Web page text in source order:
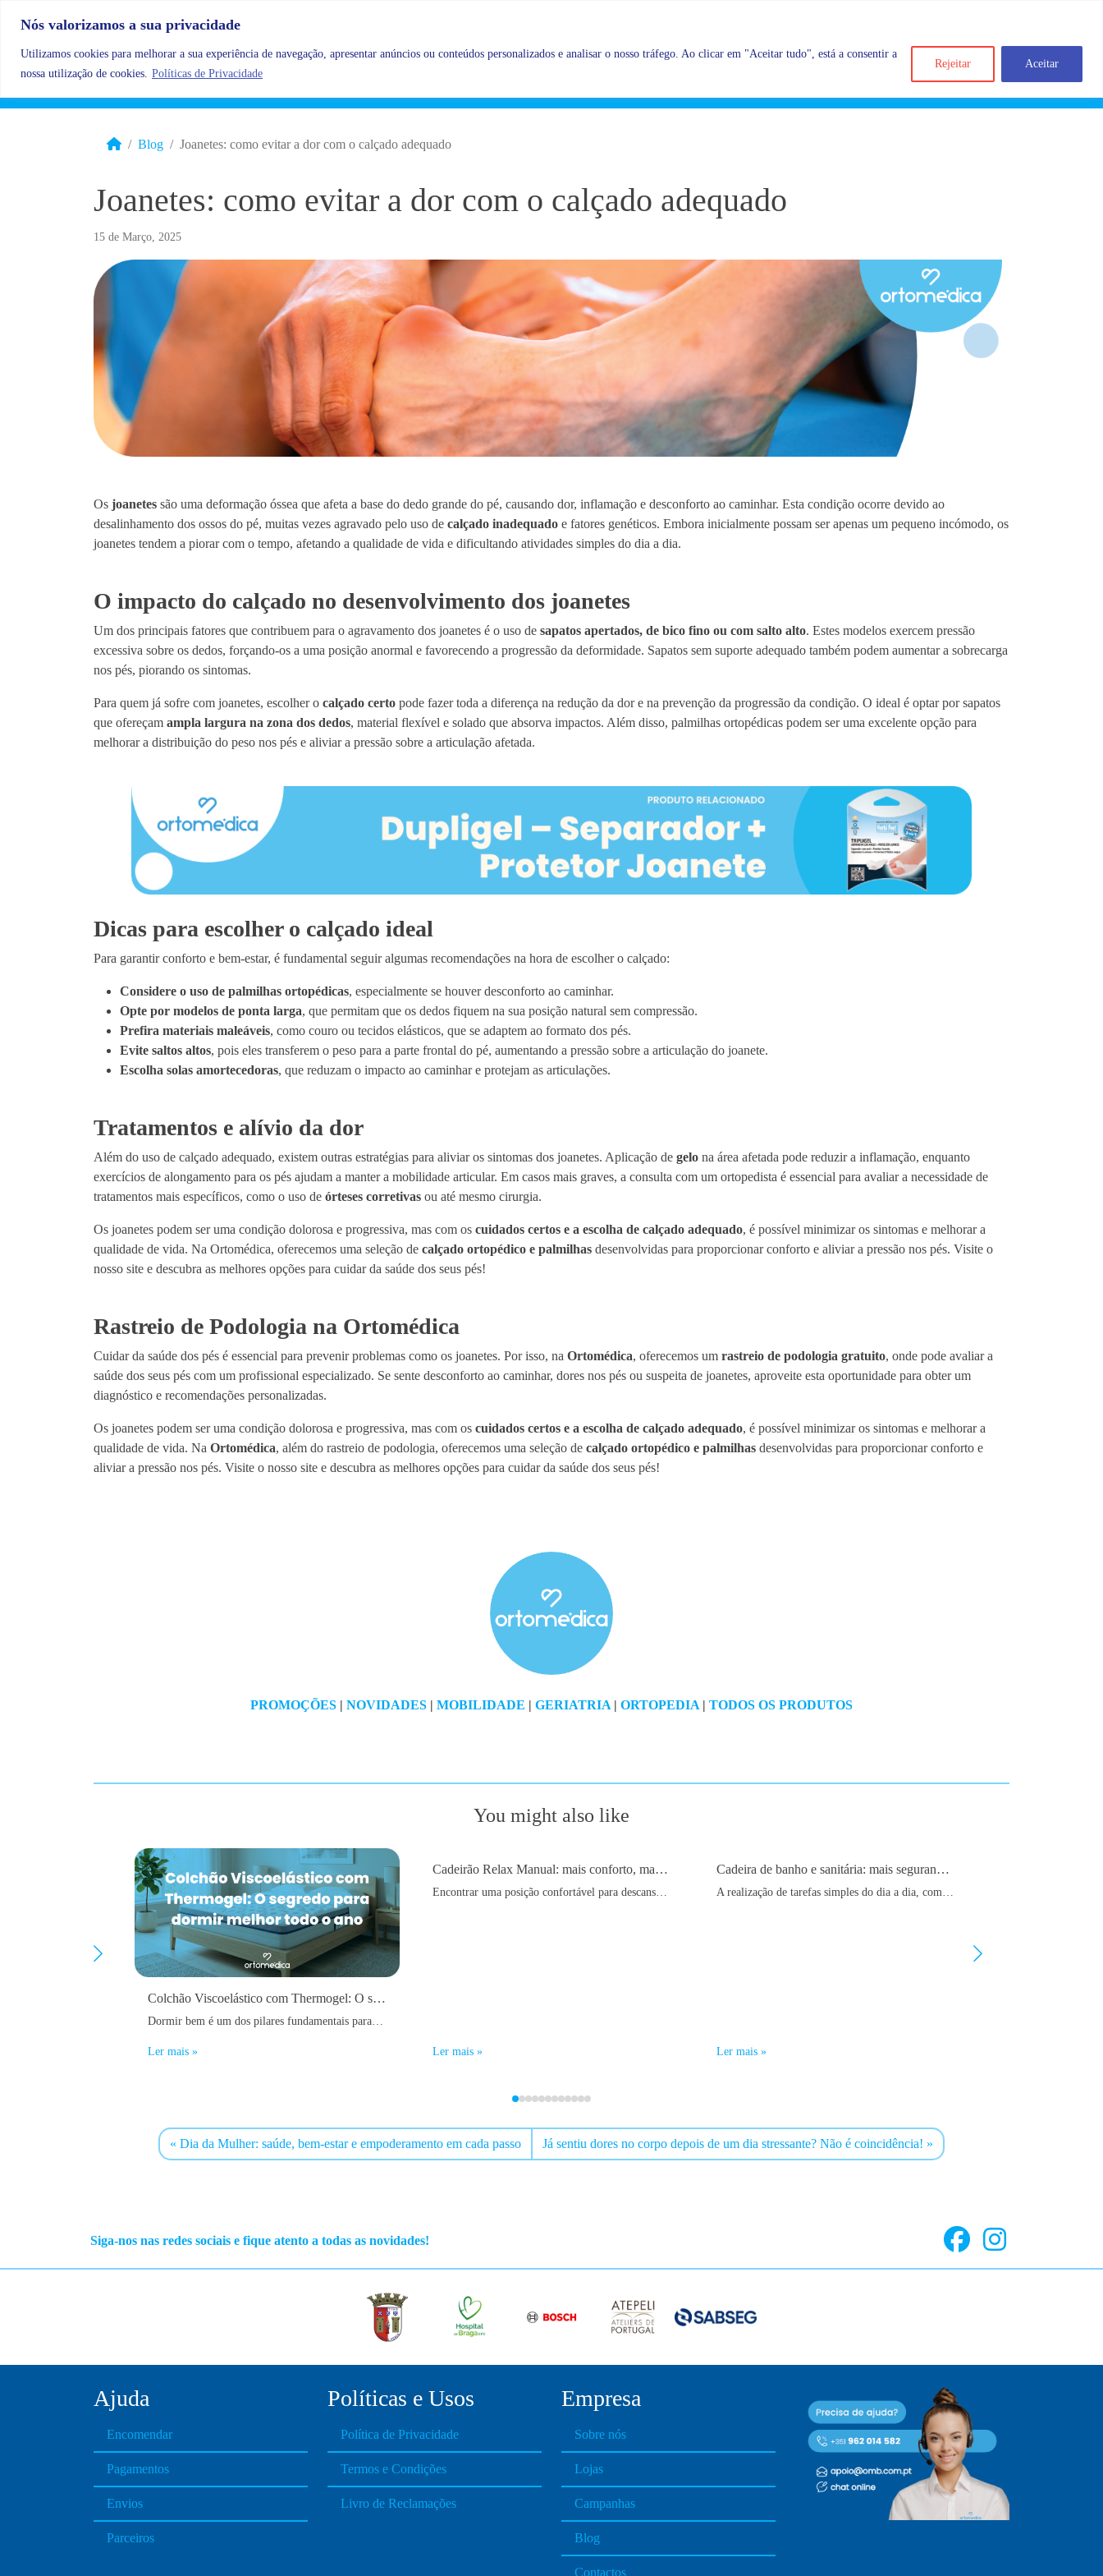
Nós valorizamos a sua privacidade
Utilizamos cookies para melhorar a sua experiência de navegação, apresentar anúncios ou conteúdos personalizados e analisar o nosso tráfego. Ao clicar em "Aceitar tudo", está a consentir a
nossa utilização de cookies. Políticas de Privacidade
Rejeitar Aceitar
Search Account
Blog Joanetes: como evitar a dor com o calçado adequado
Joanetes: como evitar a dor com o calçado adequado
15 de Março, 2025
Os joanetes são uma deformação óssea que afeta a base do dedo grande do pé, causando dor, inflamação e desconforto ao caminhar. Esta condição ocorre devido ao
desalinhamento dos ossos do pé, muitas vezes agravado pelo uso de calçado inadequado e fatores genéticos. Embora inicialmente possam ser apenas um pequeno incómodo, os
joanetes tendem a piorar com o tempo, afetando a qualidade de vida e dificultando atividades simples do dia a dia.
O impacto do calçado no desenvolvimento dos joanetes
Um dos principais fatores que contribuem para o agravamento dos joanetes é o uso de sapatos apertados, de bico fino ou com salto alto. Estes modelos exercem pressão
excessiva sobre os dedos, forçando-os a uma posição anormal e favorecendo a progressão da deformidade. Sapatos sem suporte adequado também podem aumentar a sobrecarga
nos pés, piorando os sintomas.
Para quem já sofre com joanetes, escolher o calçado certo pode fazer toda a diferença na redução da dor e na prevenção da progressão da condição. O ideal é optar por sapatos
que ofereçam ampla largura na zona dos dedos, material flexível e solado que absorva impactos. Além disso, palmilhas ortopédicas podem ser uma excelente opção para
melhorar a distribuição do peso nos pés e aliviar a pressão sobre a articulação afetada.
Dicas para escolher o calçado ideal
Para garantir conforto e bem-estar, é fundamental seguir algumas recomendações na hora de escolher o calçado:
Considere o uso de palmilhas ortopédicas, especialmente se houver desconforto ao caminhar.
Opte por modelos de ponta larga, que permitam que os dedos fiquem na sua posição natural sem compressão.
Prefira materiais maleáveis, como couro ou tecidos elásticos, que se adaptem ao formato dos pés.
Evite saltos altos, pois eles transferem o peso para a parte frontal do pé, aumentando a pressão sobre a articulação do joanete.
Escolha solas amortecedoras, que reduzam o impacto ao caminhar e protejam as articulações.
Tratamentos e alívio da dor
Além do uso de calçado adequado, existem outras estratégias para aliviar os sintomas dos joanetes. Aplicação de gelo na área afetada pode reduzir a inflamação, enquanto
exercícios de alongamento para os pés ajudam a manter a mobilidade articular. Em casos mais graves, a consulta com um ortopedista é essencial para avaliar a necessidade de
tratamentos mais específicos, como o uso de órteses corretivas ou até mesmo cirurgia.
Os joanetes podem ser uma condição dolorosa e progressiva, mas com os cuidados certos e a escolha de calçado adequado, é possível minimizar os sintomas e melhorar a
qualidade de vida. Na Ortomédica, oferecemos uma seleção de calçado ortopédico e palmilhas desenvolvidas para proporcionar conforto e aliviar a pressão nos pés. Visite o
nosso site e descubra as melhores opções para cuidar da saúde dos seus pés!
Rastreio de Podologia na Ortomédica
Cuidar da saúde dos pés é essencial para prevenir problemas como os joanetes. Por isso, na Ortomédica, oferecemos um rastreio de podologia gratuito, onde pode avaliar a
saúde dos seus pés com um profissional especializado. Se sente desconforto ao caminhar, dores nos pés ou suspeita de joanetes, aproveite esta oportunidade para obter um
diagnóstico e recomendações personalizadas.
Os joanetes podem ser uma condição dolorosa e progressiva, mas com os cuidados certos e a escolha de calçado adequado, é possível minimizar os sintomas e melhorar a
qualidade de vida. Na Ortomédica, além do rastreio de podologia, oferecemos uma seleção de calçado ortopédico e palmilhas desenvolvidas para proporcionar conforto e
aliviar a pressão nos pés. Visite o nosso site e descubra as melhores opções para cuidar da saúde dos seus pés!
PROMOÇÕES | NOVIDADES | MOBILIDADE | GERIATRIA | ORTOPEDIA | TODOS OS PRODUTOS
You might also like
Colchão Viscoelástico com Thermogel: O segredo para dormir melhor todo o ano
Ler mais »
Cadeirão Relax Manual: mais conforto, mais descanso e melhor qualidade de vida
Encontrar uma posição confortável para descansar nem sempre é fácil. Com o passar dos anos, após uma cirurgia ou simplesmente devido a problemas de mobilidade, dores nas costas ou dores nas pernas, um sofá convencional pode deixar de oferecer o apoio necessário. É precisamente nestas situações que um cadeirão relax manual faz toda a diferença.
Ler mais »
Cadeira de banho e sanitária: mais segurança, conforto e autonomia no dia-a-dia
A realização de tarefas simples do dia a dia, como tomar banho ou utilizar a casa de banho, pode tornar-se um verdadeiro desafio para pessoas com mobilidade reduzida, idosos ou utilizadores em fase de recuperação após uma cirurgia ou lesão.
Ler mais »
Dia da Mulher: saúde, bem-estar e empoderamento em cada passo Já sentiu dores no corpo depois de um dia stressante? Não é coincidência!
Siga-nos nas redes sociais e fique atento a todas as novidades!
Ajuda
Encomendar
Pagamentos
Envios
Parceiros
Políticas e Usos
Política de Privacidade
Termos e Condições
Livro de Reclamações
Empresa
Sobre nós
Lojas
Campanhas
Blog
Contactos